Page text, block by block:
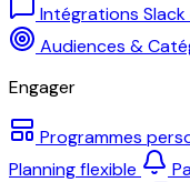
Intégrations Slack
Audiences &
Engager
Programmes
Planning flexible